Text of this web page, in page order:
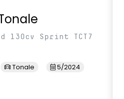
130cv Sprint TCT7
Tonale
5/2024